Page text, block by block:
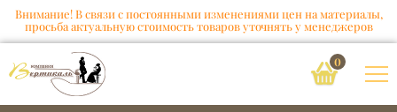
Внимание! В связи с постоянными изменениями цен на материалы,
просьба актуальную стоимость товаров уточнять у менеджеров
0